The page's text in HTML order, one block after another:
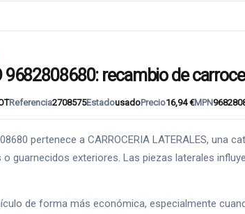
9682808680: recambio de
Referencia2708575EstadousadoPrecio16,94 €MPN
pertenece a CARROCERIA LATERALES,
guarnecidos exteriores. Las piezas laterales
de forma más económica, especialmente